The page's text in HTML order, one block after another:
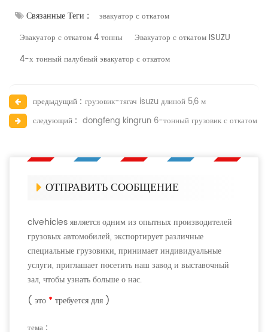
Связанные Теги :
эвакуатор с откатом
Эвакуатор с откатом 4 тонны
Эвакуатор с откатом ISUZU
4-х тонный палубный эвакуатор с откатом
предыдущий : грузовик-тягач isuzu длиной 5,6 м
следующий : dongfeng kingrun 6-тонный грузовик с откатом
ОТПРАВИТЬ СООБЩЕНИЕ
clvehicles является одним из опытных производителей
грузовых автомобилей, экспортирует различные
специальные грузовики, принимает индивидуальные
услуги, приглашает посетить наш завод и выставочный
зал, чтобы узнать больше о нас.
( это * требуется для )
тема :